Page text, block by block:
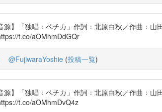
源】「独唱：ペチカ」作詞：北原白秋／作曲：
t.co/aOMhmDdGQr
@FujiwaraYoshie (投稿一覧)
源】「独唱：ペチカ」作詞：北原白秋／作曲：
t.co/aOMhmDvQ4z